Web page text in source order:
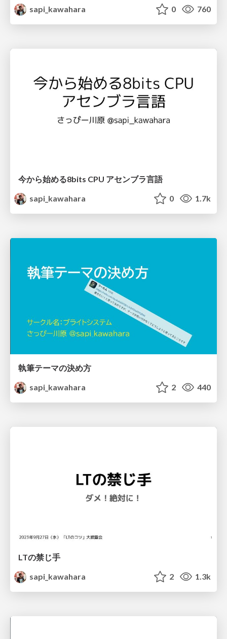
sapi_kawahara
0 760
今から始める8bits CPU アセンブラ言語
sapi_kawahara
0 1.7k
執筆テーマの決め方
sapi_kawahara
2 440
LTの禁じ手
sapi_kawahara
2 1.3k